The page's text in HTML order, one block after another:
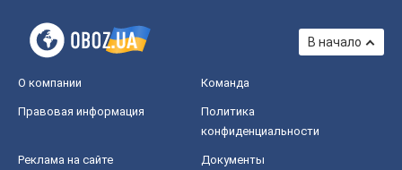
В начало
О компании Команда
Правовая информация
Политика
конфиденциальности
Реклама на сайте Документы